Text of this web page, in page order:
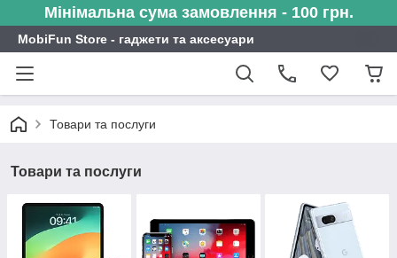
Мінімальна сума замовлення - 100 грн.
MobiFun Store - гаджети та аксесуари
Товари та послуги
Товари та послуги